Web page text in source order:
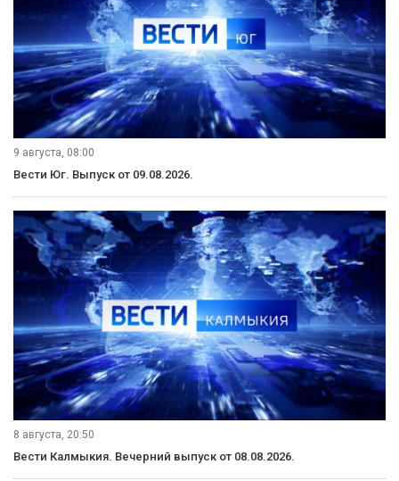
9 августа, 08:00
Вести Юг. Выпуск от 09.08.2026.
8 августа, 20:50
Вести Калмыкия. Вечерний выпуск от 08.08.2026.